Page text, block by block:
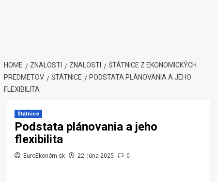
HOME ZNALOSTI ZNALOSTI
ŠTÁTNICE Z EKONOMICKÝCH
PREDMETOV
ŠTÁTNICE
PODSTATA PLÁNOVANIA A JEHO
FLEXIBILITA
Štátnice
Podstata plánovania a jeho
flexibilita
EuroEkonóm.sk 22. júna 2025 0